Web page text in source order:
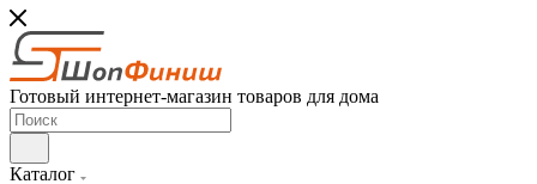
Готовый интернет-магазин товаров для дома
Каталог